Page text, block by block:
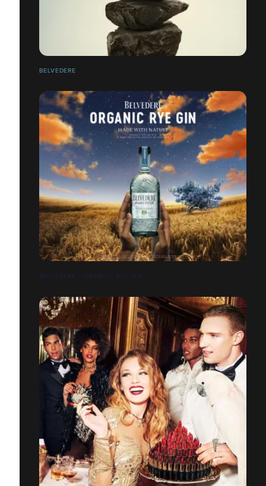
BELVEDERE
BELVEDERE - ORGANIC RYE GIN